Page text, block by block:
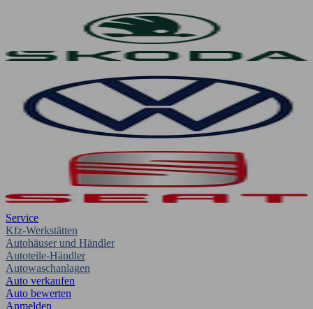
Service
Kfz-Werkstätten
Autohäuser und Händler
Autoteile-Händler
Autowaschanlagen
Auto verkaufen
Auto bewerten
Anmelden